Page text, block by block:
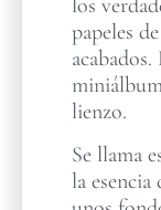
los
papeles
lienzo.
Se llama
la